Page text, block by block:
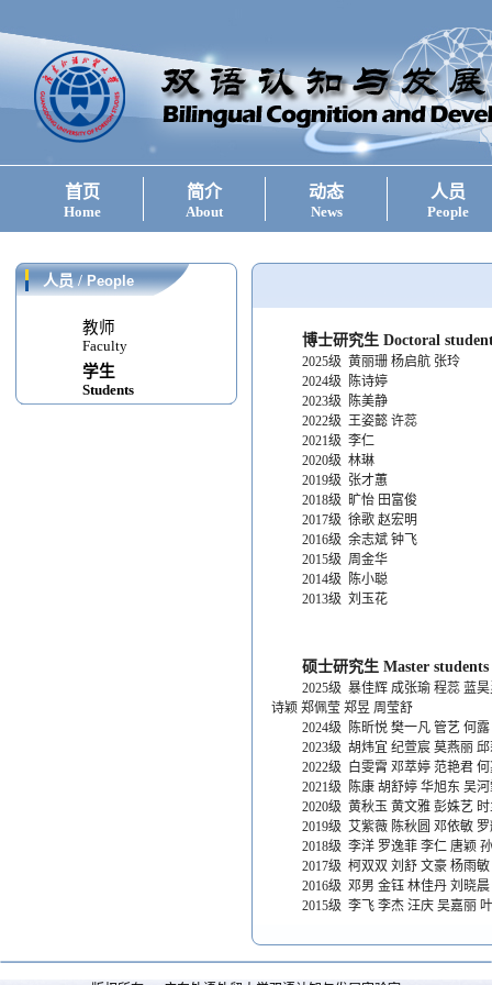
首页
Home
简介
About
动态
News
人员
People
人员/People
教师
Faculty
学生
Students
博士研究生 Doctoral
2025级 黄丽珊 杨启航 张玲
2024级 陈诗婷
2023级 陈美静
2022级 王姿懿 许蕊
2021级 李仁
2020级 林琳
2019级 张才蕙
2018级 旷怡 田富俊
2017级 徐歌 赵宏明
2016级 余志斌 钟飞
2015级 周金华
2014级 陈小聪
2013级 刘玉花
硕士研究生 Master students
2025级 暴佳辉 成张瑜 程蕊 蓝
诗颖 郑佩莹 郑昱 周莹舒
2024级
陈昕悦 樊一凡 管艺 何
2023级 胡炜宜 纪萱宸 莫燕丽
2022级
白雯霄 邓萃婷 范艳君
2021级
陈康 胡舒婷 华旭东 吴
2020级 黄秋玉 黄文雅 彭姝艺
2019级 艾紫薇 陈秋圆 邓依敏
2018级 李洋 罗逸菲 李仁 唐颖
2017级 柯双双 刘舒 文豪 杨雨
2016级 邓男 金钰 林佳丹 刘晓
2015级 李飞 李杰 汪庆 吴嘉丽